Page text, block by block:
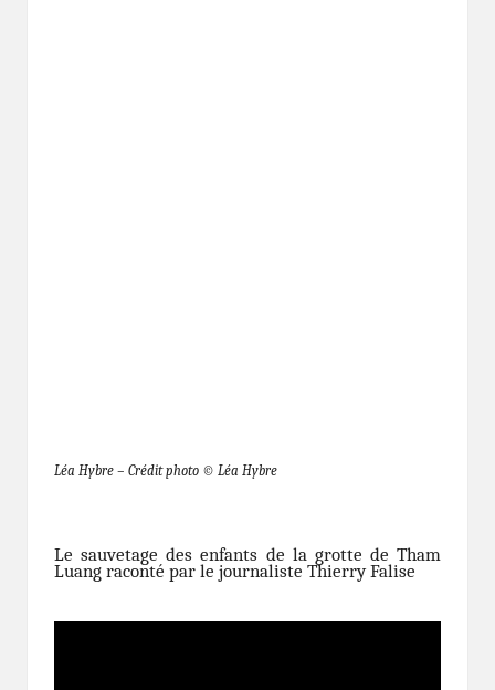
Léa Hybre – Crédit photo © Léa Hybre
Le sauvetage des enfants de la grotte de Tham
Luang raconté par le journaliste Thierry Falise